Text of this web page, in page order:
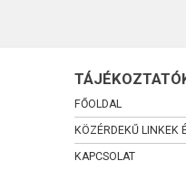
FŐOLDAL
KÖZÉRDEKŰ LINKEK
KAPCSOLAT